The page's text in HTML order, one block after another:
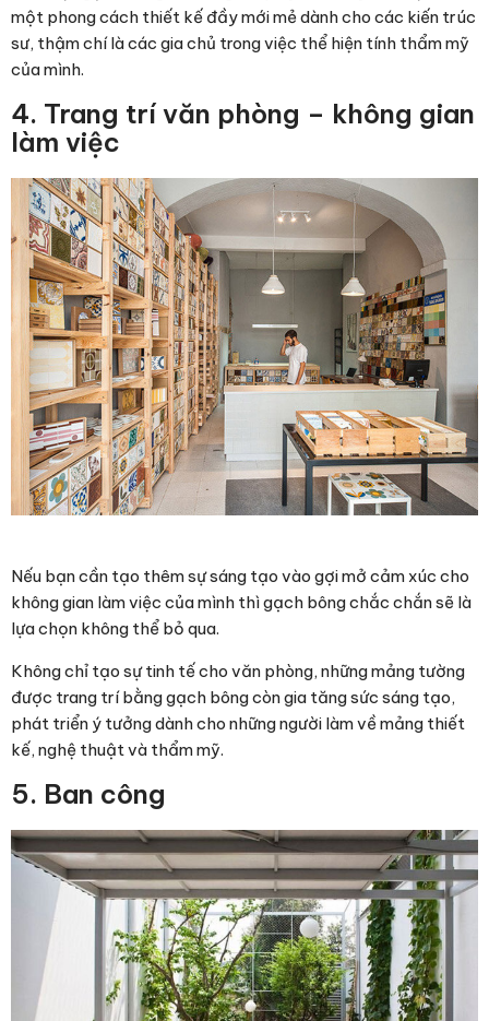
một phong cách thiết kế đầy mới mẻ dành cho các kiến trúc
sư, thậm chí là các gia chủ trong việc thể hiện tính thẩm mỹ
của mình.
4. Trang trí văn phòng – không gian
làm việc
Nếu bạn cần tạo thêm sự sáng tạo vào gợi mở cảm xúc cho
không gian làm việc của mình thì gạch bông chắc chắn sẽ là
lựa chọn không thể bỏ qua.
Không chỉ tạo sự tinh tế cho văn phòng, những mảng tường
được trang trí bằng gạch bông còn gia tăng sức sáng tạo,
phát triển ý tưởng dành cho những người làm về mảng thiết
kế, nghệ thuật và thẩm mỹ.
5. Ban công